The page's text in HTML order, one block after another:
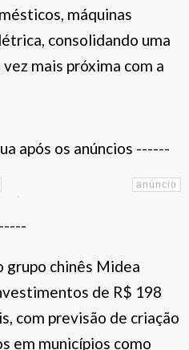
máquinas
consolidando uma
mais próxima com a
após os anúncios ------
grupo chinês Midea
de R$ 198
com previsão de criação
em municípios como